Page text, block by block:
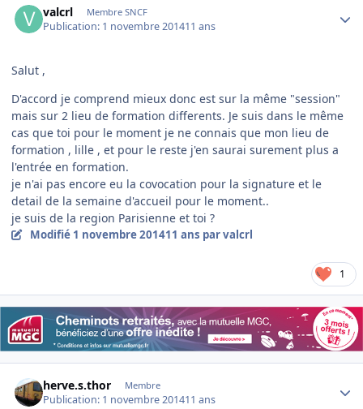
valcrl Membre SNCF
Publication: 1 novembre 201411 ans
Salut ,
D'accord je comprend mieux donc est sur la même "session"
mais sur 2 lieu de formation differents. Je suis dans le même
cas que toi pour le moment je ne connais que mon lieu de
formation , lille , et pour le reste j'en saurai surement plus a
l'entrée en formation.
je n'ai pas encore eu la covocation pour la signature et le
detail de la semaine d'accueil pour le moment..
je suis de la region Parisienne et toi ?
Modifié 1 novembre 201411 ans par valcrl
1
herve.s.thor Membre
Publication: 1 novembre 201411 ans